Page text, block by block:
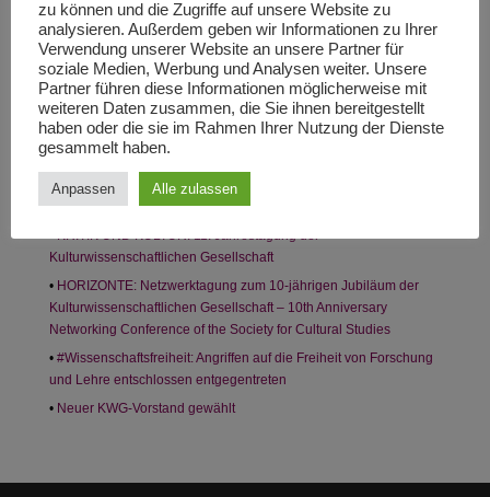
Los!
Neueste Beiträge
KRITIK UND KULTUR: 11. Jahrestagung der
Kulturwissenschaftlichen Gesellschaft — Anmeldung
KRITIK UND KULTUR: 11. Jahrestagung der
Kulturwissenschaftlichen Gesellschaft
HORIZONTE: Netzwerktagung zum 10-jährigen Jubiläum der
Kulturwissenschaftlichen Gesellschaft – 10th Anniversary
Networking Conference of the Society for Cultural Studies
#Wissenschaftsfreiheit: Angriffen auf die Freiheit von Forschung
und Lehre entschlossen entgegentreten
Neuer KWG-Vorstand gewählt
zu können und die Zugriffe auf unsere Website zu
analysieren. Außerdem geben wir Informationen zu Ihrer
Verwendung unserer Website an unsere Partner für
soziale Medien, Werbung und Analysen weiter. Unsere
Partner führen diese Informationen möglicherweise mit
weiteren Daten zusammen, die Sie ihnen bereitgestellt
haben oder die sie im Rahmen Ihrer Nutzung der Dienste
gesammelt haben.
Anpassen Alle zulassen